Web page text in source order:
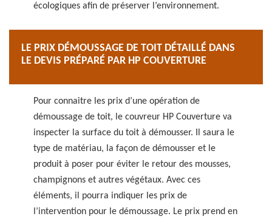
écologiques afin de préserver l’environnement.
LE PRIX DÉMOUSSAGE DE TOIT DÉTAILLÉ DANS
LE DEVIS PRÉPARÉ PAR HP COUVERTURE
Pour connaitre les prix d’une opération de
démoussage de toit, le couvreur HP Couverture va
inspecter la surface du toit à démousser. Il saura le
type de matériau, la façon de démousser et le
produit à poser pour éviter le retour des mousses,
champignons et autres végétaux. Avec ces
éléments, il pourra indiquer les prix de
l’intervention pour le démoussage. Le prix prend en